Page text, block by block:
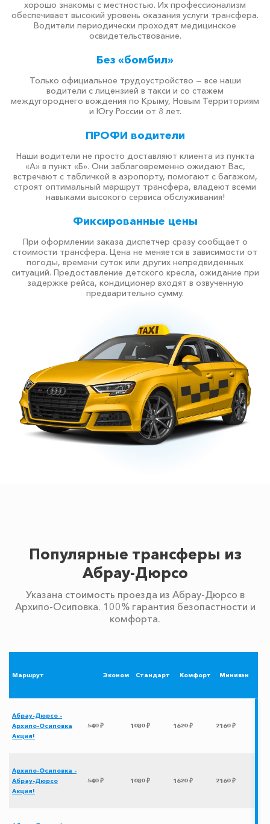
хорошо знакомы с местностью. Их профессионализм
обеспечивает высокий уровень оказания услуги трансфера.
Водители периодически проходят медицинское
освидетельствование.
Без «бомбил»
Только официальное трудоустройство — все наши
водители с лицензией в такси и со стажем
междугороднего вождения по Крыму, Новым Территориям
и Югу России от 8 лет.
ПРОФИ водители
Наши водители не просто доставляют клиента из пункта
«А» в пункт «Б». Они заблаговременно ожидают Вас,
встречают с табличкой в аэропорту, помогают с багажом,
строят оптимальный маршрут трансфера, владеют всеми
навыками высокого сервиса обслуживания!
Фиксированные цены
При оформлении заказа диспетчер сразу сообщает о
стоимости трансфера. Цена не меняется в зависимости от
погоды, времени суток или других непредвиденных
ситуаций. Предоставление детского кресла, ожидание при
задержке рейса, кондиционер входят в озвученную
предварительно сумму.
Популярные трансферы из
Абрау-Дюрсо
Указана стоимость проезда из Абрау-Дюрсо в
Архипо-Осиповка. 100% гарантия безопастности и
комфорта.
Маршрут Эконом Стандарт Комфорт Минивэн
Абрау-Дюрсо -
Архипо-Осиповка
Акция!
540 ₽ 1080 ₽ 1620 ₽ 2160 ₽
Архипо-Осиповка -
Абрау-Дюрсо
Акция!
540 ₽ 1080 ₽ 1620 ₽ 2160 ₽